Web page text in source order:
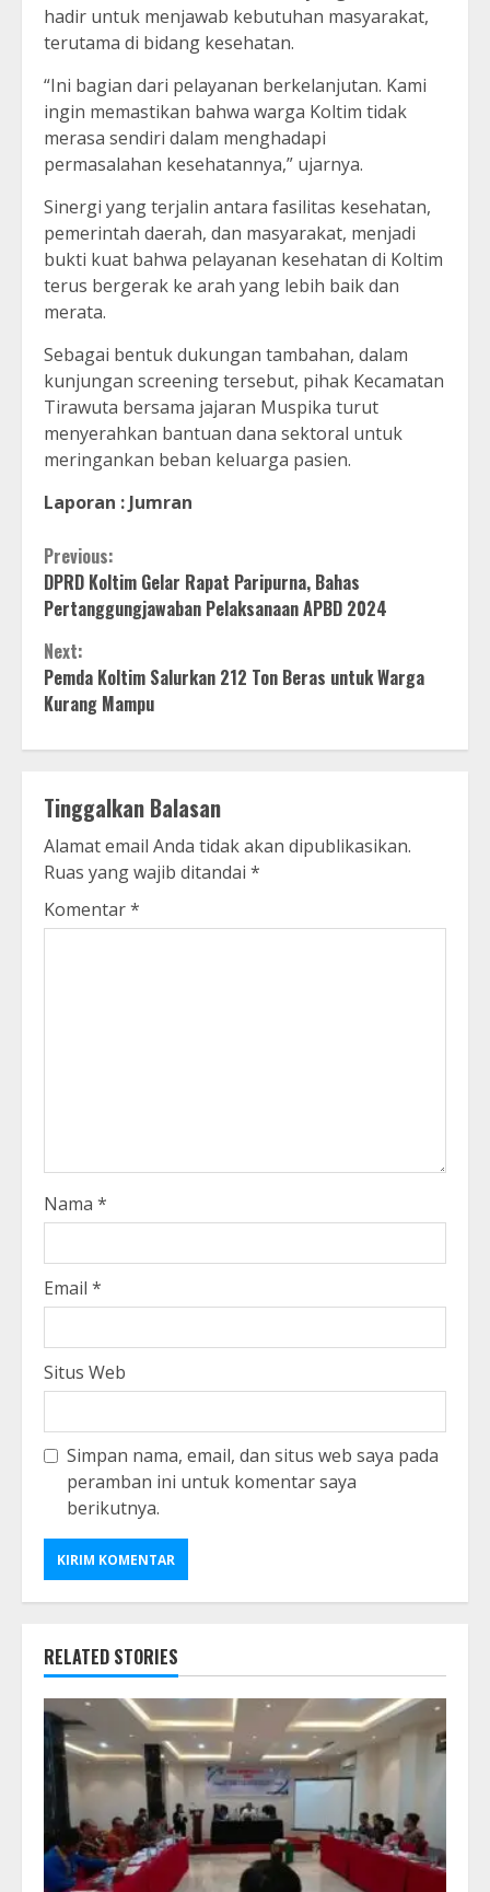
hadir untuk menjawab kebutuhan masyarakat,
terutama di bidang kesehatan.
“Ini bagian dari pelayanan berkelanjutan. Kami
ingin memastikan bahwa warga Koltim tidak
merasa sendiri dalam menghadapi
permasalahan kesehatannya,” ujarnya.
Sinergi yang terjalin antara fasilitas kesehatan,
pemerintah daerah, dan masyarakat, menjadi
bukti kuat bahwa pelayanan kesehatan di Koltim
terus bergerak ke arah yang lebih baik dan
merata.
Sebagai bentuk dukungan tambahan, dalam
kunjungan screening tersebut, pihak Kecamatan
Tirawuta bersama jajaran Muspika turut
menyerahkan bantuan dana sektoral untuk
meringankan beban keluarga pasien.
Laporan : Jumran
Continue
Reading
Previous:
DPRD Koltim Gelar Rapat Paripurna, Bahas
Pertanggungjawaban Pelaksanaan APBD 2024
Next:
Pemda Koltim Salurkan 212 Ton Beras untuk Warga
Kurang Mampu
Tinggalkan Balasan
Alamat email Anda tidak akan dipublikasikan.
Ruas yang wajib ditandai *
Komentar*
Nama *
Email *
Situs Web
Simpan nama, email, dan situs web saya pada
peramban ini untuk komentar saya
berikutnya.
RELATED STORIES